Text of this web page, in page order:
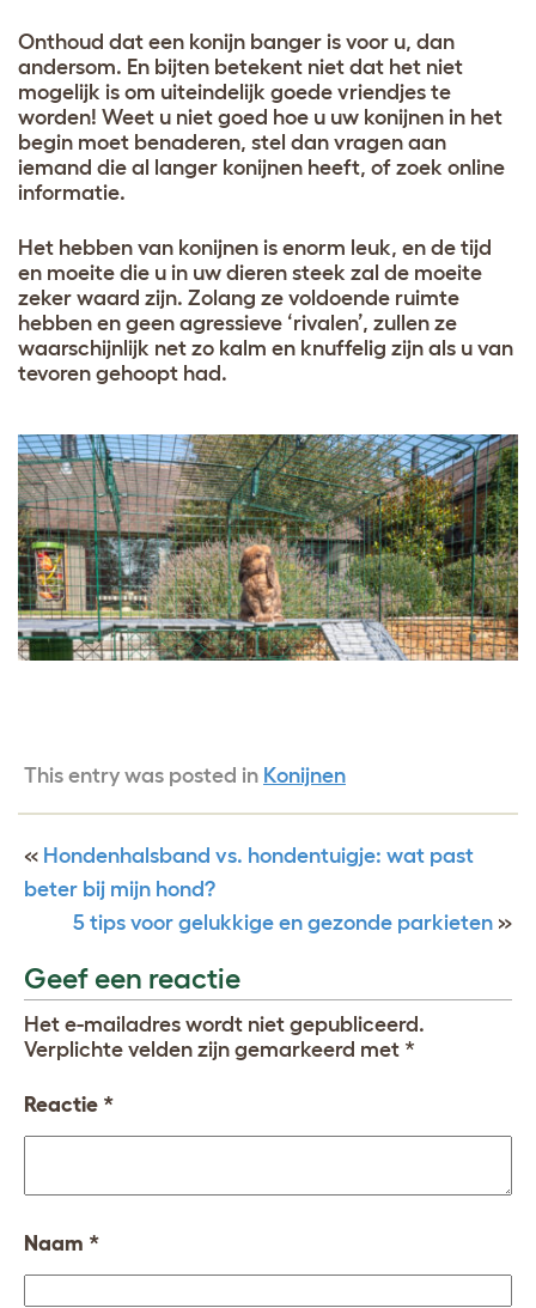
Onthoud dat een konijn banger is voor u, dan
andersom. En bijten betekent niet dat het niet
mogelijk is om uiteindelijk goede vriendjes te
worden! Weet u niet goed hoe u uw konijnen in het
begin moet benaderen, stel dan vragen aan
iemand die al langer konijnen heeft, of zoek online
informatie.
Het hebben van konijnen is enorm leuk, en de tijd
en moeite die u in uw dieren steek zal de moeite
zeker waard zijn. Zolang ze voldoende ruimte
hebben en geen agressieve ‘rivalen’, zullen ze
waarschijnlijk net zo kalm en knuffelig zijn als u van
tevoren gehoopt had.
This entry was posted in Konijnen
« Hondenhalsband vs. hondentuigje: wat past
beter bij mijn hond?
5 tips voor gelukkige en gezonde parkieten »
Geef een reactie
Het e-mailadres wordt niet gepubliceerd.
Verplichte velden zijn gemarkeerd met *
Reactie *
Naam *